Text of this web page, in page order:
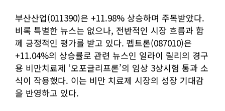
부산산업(011390)은 +11.98% 상승하며 주목받았다.
비록 특별한 뉴스는 없으나, 전반적인 시장 흐름과 함
께 긍정적인 평가를 받고 있다. 펩트론(087010)은
+11.04%의 상승률로 관련 뉴스인 일라이 릴리의 경구
용 비만치료제 ‘오포글리프론’의 임상 3상시험 통과 소
식이 작용했다. 이는 비만 치료제 시장의 성장 기대감
을 반영하고 있다.